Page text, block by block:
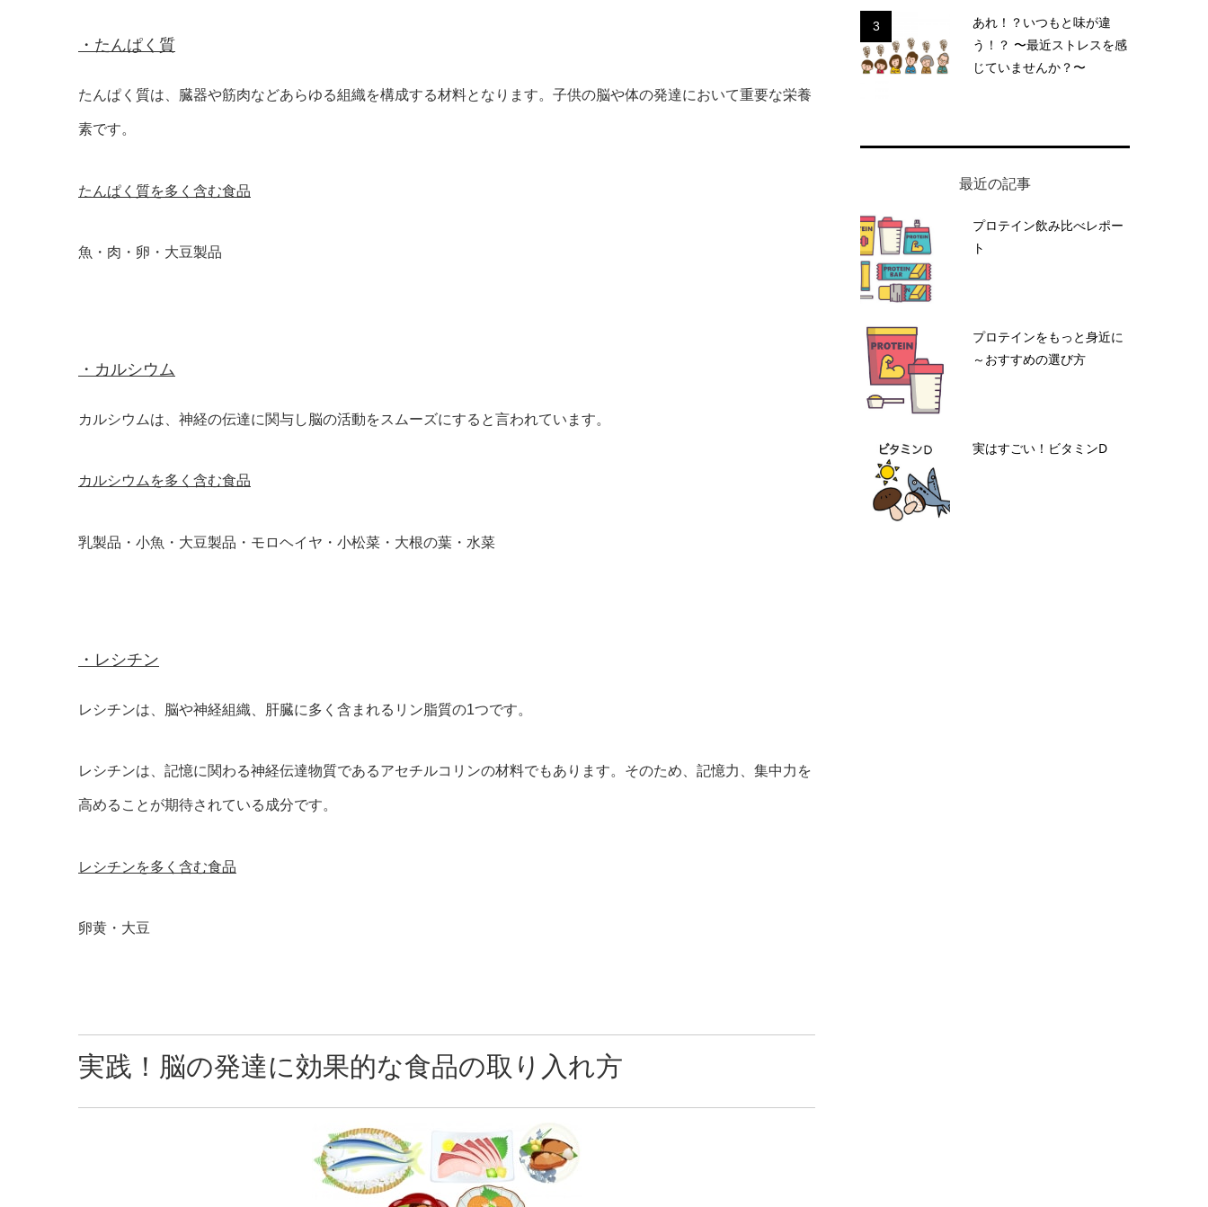
・たんぱく質
たんぱく質は、臓器や筋肉などあらゆる組織を構成する材料となります。子供の脳や体の発達において重要な栄養
素です。
たんぱく質を多く含む食品
魚・肉・卵・大豆製品
・カルシウム
カルシウムは、神経の伝達に関与し脳の活動をスムーズにすると言われています。
カルシウムを多く含む食品
乳製品・小魚・大豆製品・モロヘイヤ・小松菜・大根の葉・水菜
・レシチン
レシチンは、脳や神経組織、肝臓に多く含まれるリン脂質の1つです。
レシチンは、記憶に関わる神経伝達物質であるアセチルコリンの材料でもあります。そのため、記憶力、集中力を
高めることが期待されている成分です。
レシチンを多く含む食品
卵黄・大豆
実践！脳の発達に効果的な食品の取り入れ方
3
あれ！？いつもと味が違
う！？ 〜最近ストレスを感
じていませんか？〜
最近の記事
プロテイン飲み比べレポー
ト
プロテインをもっと身近に
～おすすめの選び方
実はすごい！ビタミンD